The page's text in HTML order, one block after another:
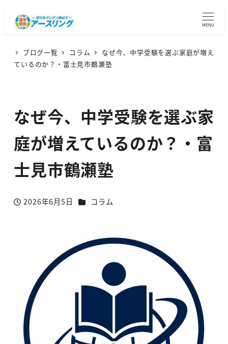
MENU
ブログ一覧 コラム
なぜ今、中学受験を選ぶ家庭が増え
ているのか？・富士見市鶴瀬塾
なぜ今、中学受験を選ぶ家
庭が増えているのか？・富
士見市鶴瀬塾
投稿日
2026年6月5日 カテゴリー
コラム